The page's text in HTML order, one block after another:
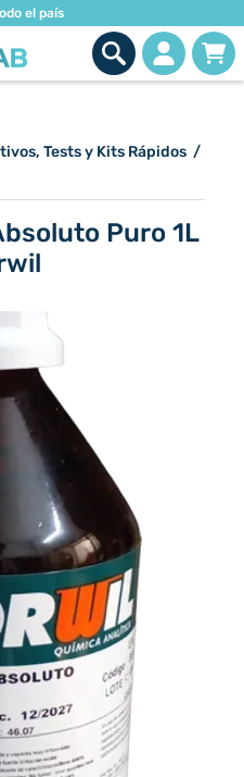
el país
Tests y Kits Rápidos /
Puro 1L